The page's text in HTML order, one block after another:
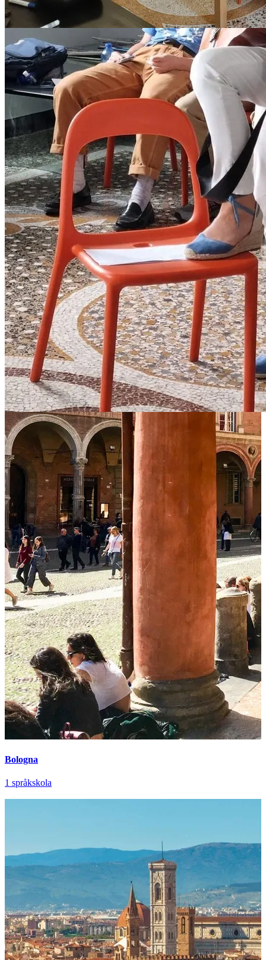
Språkskolor i Genoa
Andra städer i Italien
Bologna
1 språkskola